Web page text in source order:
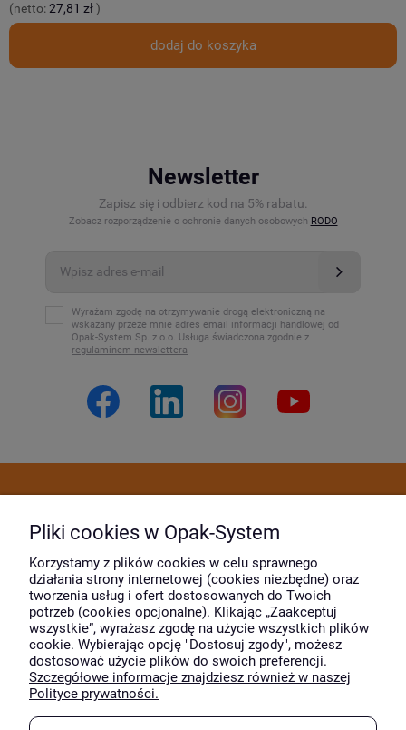
(netto:27,81 zł)
dodaj do koszyka
Newsletter
Zapisz się i odbierz kod na 5% rabatu.
Zobacz rozporządzenie o ochronie danych osobowych RODO
Wyrażam zgodę na otrzymywanie drogą elektroniczną na
wskazany przeze mnie adres email informacji handlowej od
Opak-System Sp. z o.o. Usługa świadczona zgodnie z
regulaminem newslettera
Moje konto
O firmie
Wyróżnili nas
Pliki cookies w Opak-System
Korzystamy z plików cookies w celu sprawnego
działania strony internetowej (cookies niezbędne) oraz
tworzenia usług i ofert dostosowanych do Twoich
potrzeb (cookies opcjonalne). Klikając „Zaakceptuj
wszystkie”, wyrażasz zgodę na użycie wszystkich plików
cookie. Wybierając opcję "Dostosuj zgody", możesz
dostosować użycie plików do swoich preferencji.
Szczegółowe informacje znajdziesz również w naszej
Polityce prywatności.